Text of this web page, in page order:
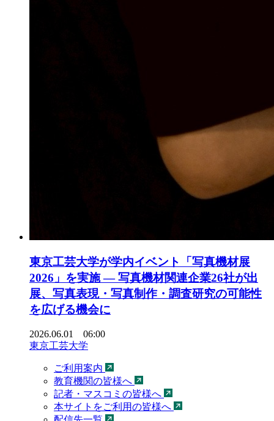
東京工芸大学が学内イベント「写真機材展
2026」を実施 ― 写真機材関連企業26社が出
展、写真表現・写真制作・調査研究の可能性
を広げる機会に
2026.06.01 06:00
東京工芸大学
ご利用案内
教育機関の皆様へ
記者・マスコミの皆様へ
本サイトをご利用の皆様へ